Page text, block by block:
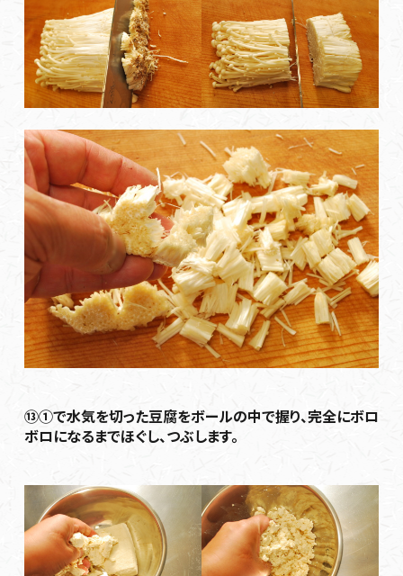
⑬①で水気を切った豆腐をボールの中で握り、完全にボロ
ボロになるまでほぐし、つぶします。